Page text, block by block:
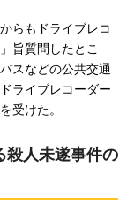
らもドライブレコ
旨質問したとこ
スなどの公共交通
ライブレコーダー
受けた。
殺人未遂事件の